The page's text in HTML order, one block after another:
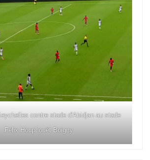
contre stade d'Abidjan au stade
Félix Houphouët Boigny